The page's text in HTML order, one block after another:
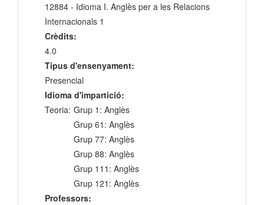
12884 - Idioma I. Anglès per a les Relacions
Internacionals 1
Crèdits:
4.0
Tipus d'ensenyament:
Presencial
Idioma d'impartició:
Teoria: Grup 1: Anglès
Grup 61: Anglès
Grup 77: Anglès
Grup 88: Anglès
Grup 111: Anglès
Grup 121: Anglès
Professors: